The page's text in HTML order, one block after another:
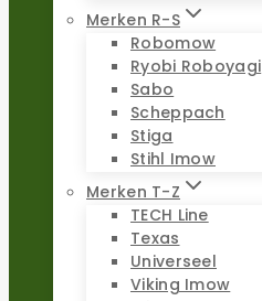
Merken R-S
Robomow
Ryobi Roboyagi
Sabo
Scheppach
Stiga
Stihl Imow
Merken T-Z
TECH Line
Texas
Universeel
Viking Imow